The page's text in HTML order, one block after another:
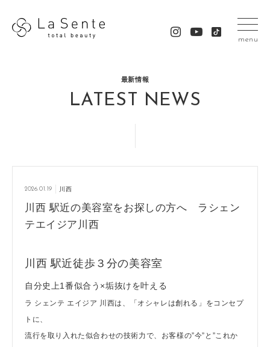
menu
最新情報
LATEST NEWS
2026.01.19 川西
川西 駅近の美容室をお探しの方へ ラシェン
テエイジア川西
川西 駅近徒歩３分の美容室
自分史上1番似合う×垢抜けを叶える
ラ シェンテ エイジア 川西は、「オシャレは創れる」をコンセプ
トに、
流行を取り入れた似合わせの技術力で、お客様の”今”と”これか